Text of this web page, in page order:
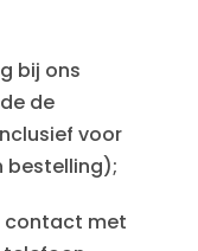
bij ons
de
voor
bestelling);
contact met